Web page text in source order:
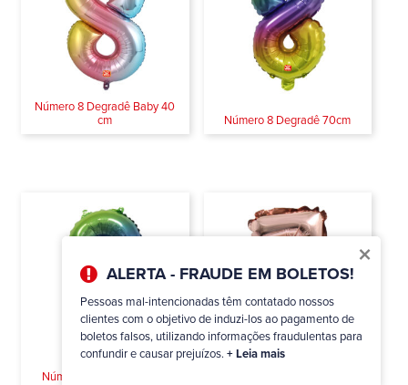
×
ALERTA - FRAUDE EM BOLETOS!
Pessoas mal-intencionadas têm contatado nossos
clientes com o objetivo de induzi-los ao pagamento de
boletos falsos, utilizando informações fraudulentas para
confundir e causar prejuízos. + Leia mais
Número 8 Degradê Baby 40
cm
Número 8 Degradê 70cm
Número 8 Degradê 40cm
Número 7 Topcake Rose Gold